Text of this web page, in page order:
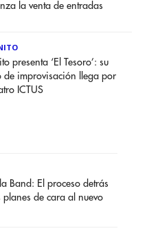
la venta de entradas
presenta ‘El Tesoro’: su
de improvisación llega por
ICTUS
Band: El proceso detrás
de cara al nuevo